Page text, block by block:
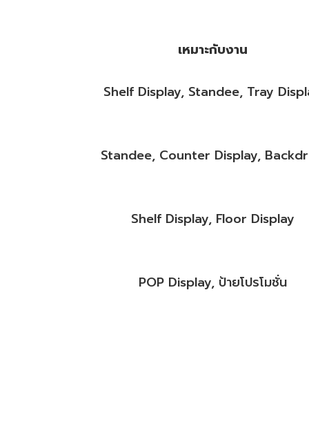
เหมาะกับงาน
Shelf Display, Standee, Tray
Standee, Counter Display,
Shelf Display, Floor Display
POP Display, ป้ายโปรโมชั่น